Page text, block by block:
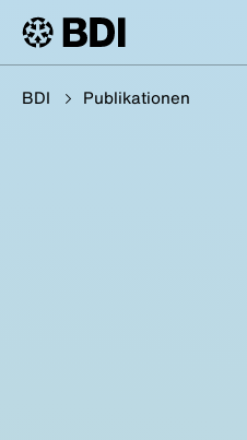
BDI Publikationen